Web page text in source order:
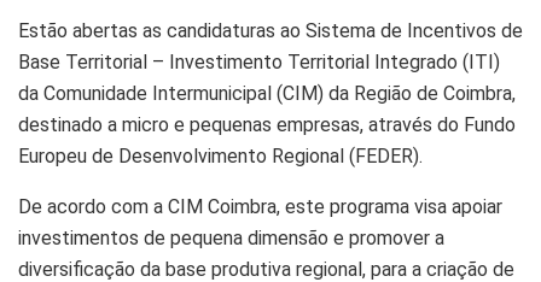
Estão abertas as candidaturas ao Sistema de Incentivos de
Base Territorial – Investimento Territorial Integrado (ITI)
da Comunidade Intermunicipal (CIM) da Região de Coimbra,
destinado a micro e pequenas empresas, através do Fundo
Europeu de Desenvolvimento Regional (FEDER).
De acordo com a CIM Coimbra, este programa visa apoiar
investimentos de pequena dimensão e promover a
diversificação da base produtiva regional, para a criação de